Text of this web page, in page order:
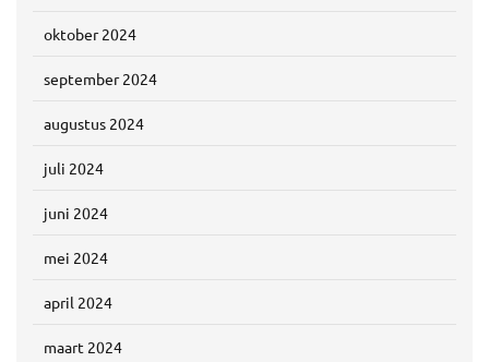
oktober 2024
september 2024
augustus 2024
juli 2024
juni 2024
mei 2024
april 2024
maart 2024